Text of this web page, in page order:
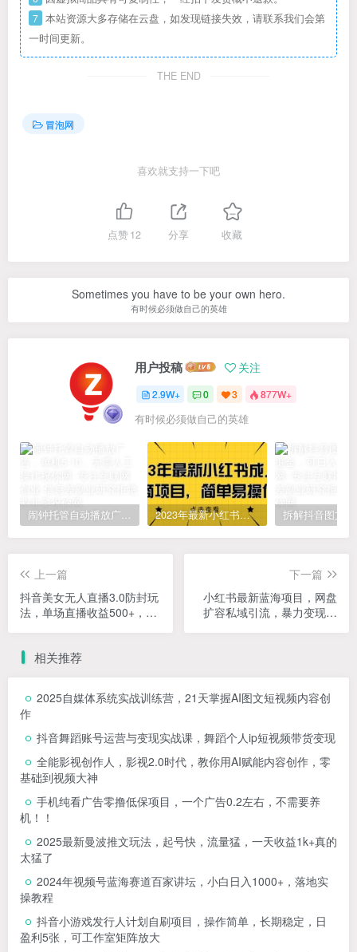
7 本站资源大多存储在云盘，如发现链接失效，请联系我们会第
一时间更新。
THE END
冒泡网
喜欢就支持一下吧
点赞12 分享 收藏
Sometimes you have to be your own hero.
有时候必须做自己的英雄
用户投稿 关注
2.9W+ 0 3 877W+
有时候必须做自己的英雄
闹钟托管自动播放广告，单机5-10，无需人工操作 2023年最新小红书成人电商项目，简单易操作【详细教程】
上一篇
抖音美女无人直播3.0防封玩
法，单场直播收益500+，风
下一篇
小红书最新蓝海项目，网盘
扩容私域引流，暴力变现，
相关推荐
2025自媒体系统实战训练营，21天掌握AI图文短视频内容创
作
抖音舞蹈账号运营与变现实战课，舞蹈个人ip短视频带货变现
全能影视创作人，影视2.0时代，教你用AI赋能内容创作，​零
基础到视频大神
手机纯看广告零撸低保项目，一个广告0.2左右，不需要养
机！！
2025最新曼波推文玩法，起号快，流量猛，一天收益1k+真的
太猛了
2024年视频号蓝海赛道百家讲坛，小白日入1000+，落地实
操教程
抖音小游戏发行人计划自刷项目，操作简单，长期稳定，日
盈利5张，可工作室矩阵放大